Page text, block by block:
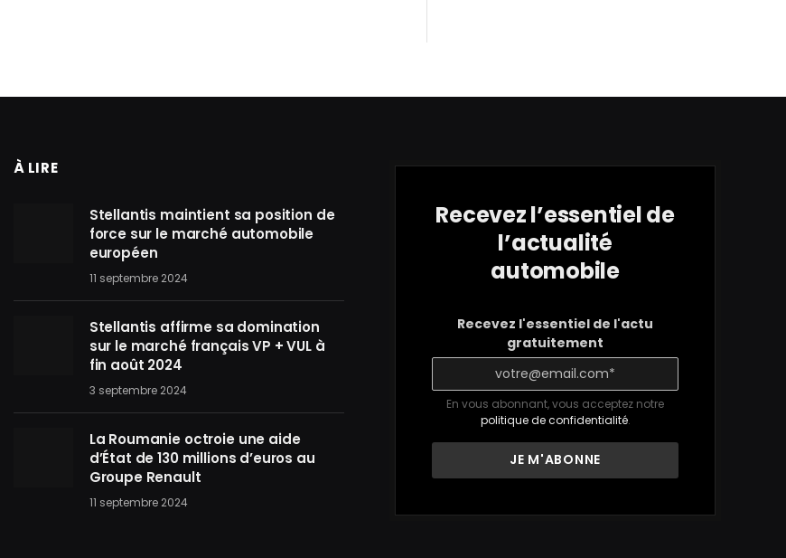
À LIRE
Stellantis maintient sa position de
force sur le marché automobile
européen
11 septembre 2024
Stellantis affirme sa domination
sur le marché français VP + VUL à
fin août 2024
3 septembre 2024
La Roumanie octroie une aide
d’État de 130 millions d’euros au
Groupe Renault
11 septembre 2024
Recevez l’essentiel de
l’actualité
automobile
Recevez l'essentiel de l'actu
gratuitement
En vous abonnant, vous acceptez notre
politique de confidentialité.